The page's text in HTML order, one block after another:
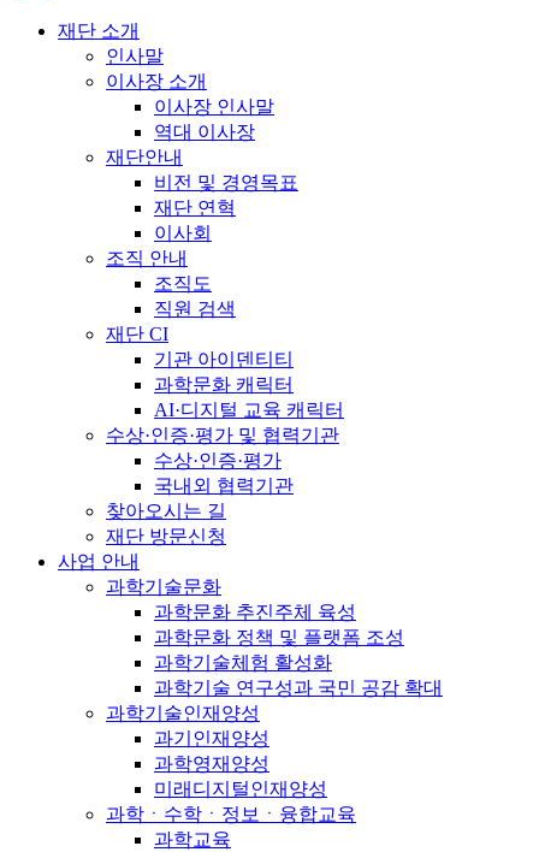
재단 소개
인사말
이사장 소개
이사장 인사말
역대 이사장
재단안내
비전 및 경영목표
재단 연혁
이사회
조직 안내
조직도
직원 검색
재단 CI
기관 아이덴티티
과학문화 캐릭터
AI·디지털 교육 캐릭터
수상·인증·평가 및 협력기관
수상·인증·평가
국내외 협력기관
찾아오시는 길
재단 방문신청
사업 안내
과학기술문화
과학문화 추진주체 육성
과학문화 정책 및 플랫폼 조성
과학기술체험 활성화
과학기술 연구성과 국민 공감 확대
과학기술인재양성
과기인재양성
과학영재양성
미래디지털인재양성
과학ㆍ수학ㆍ정보ㆍ융합교육
과학교육